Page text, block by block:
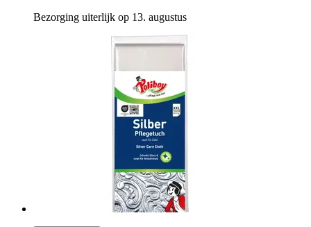
Bezorging uiterlijk op 13. augustus